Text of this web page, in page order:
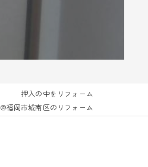
押入の中をリフォーム
@福岡市城南区のリフォーム